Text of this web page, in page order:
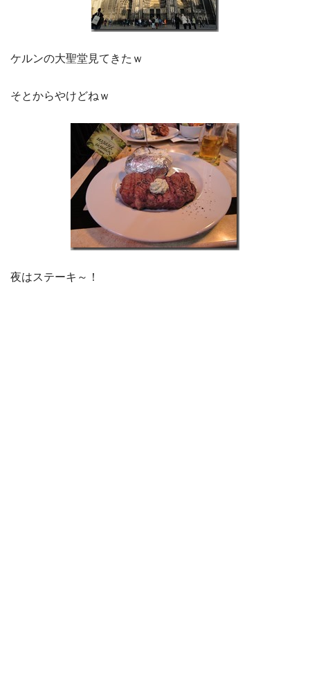
ケルンの大聖堂見てきたｗ
そとからやけどねｗ
夜はステーキ～！